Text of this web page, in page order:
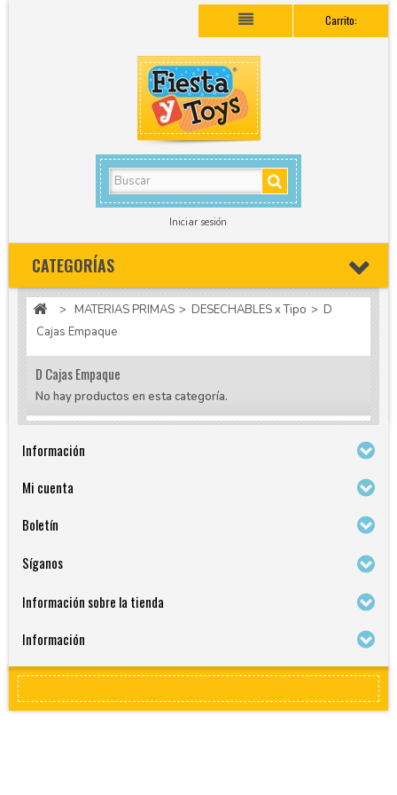
Carrito:
Iniciar sesión
CATEGORÍAS
> MATERIAS PRIMAS > DESECHABLES x Tipo > D
Cajas Empaque
D Cajas Empaque
No hay productos en esta categoría.
Información
Mi cuenta
Boletín
Síganos
Información sobre la tienda
Información